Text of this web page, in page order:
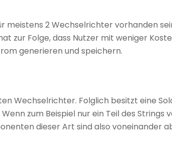
meistens 2 Wechselrichter vorhanden
zur Folge, dass Nutzer mit weniger
generieren und speichern.
Wechselrichter. Folglich besitzt eine
zum Beispiel nur ein Teil des Strings
dieser Art sind also voneinander